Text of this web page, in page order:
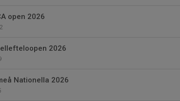
open 2026
2026
Nationella 2026